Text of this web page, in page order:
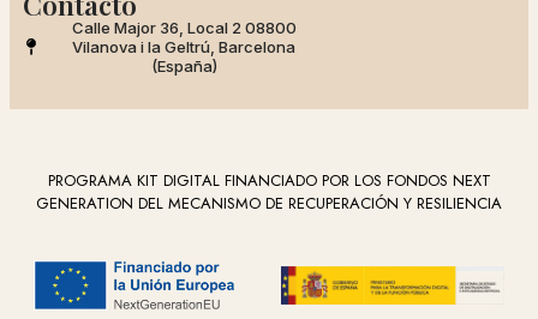
Calle Major 36, Local 2 08800
Vilanova i la Geltrú, Barcelona
(España)
PROGRAMA KIT DIGITAL FINANCIADO POR LOS FONDOS NEXT
GENERATION DEL MECANISMO DE RECUPERACIÓN Y RESILIENCIA